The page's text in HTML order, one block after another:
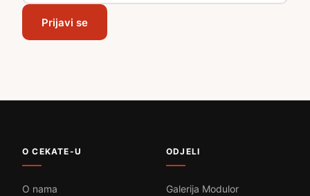
Prijavi se
O CEKATE-U
O nama
ODJELI
Galerija Modulor